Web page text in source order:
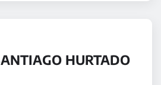
HURTADO